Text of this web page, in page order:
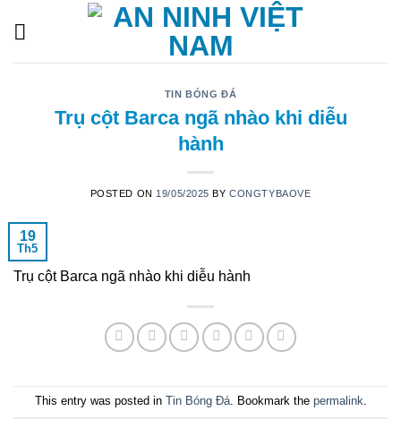
TIN BÓNG ĐÁ
Trụ cột Barca ngã nhào khi diễu
hành
POSTED ON 19/05/2025 BYCONGTYBAOVE
19
Th5
Trụ cột Barca ngã nhào khi diễu hành
This entry was posted in Tin Bóng Đá. Bookmark the permalink